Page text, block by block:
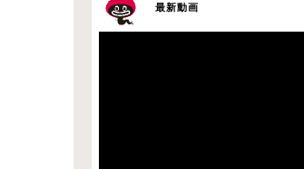
最新動画